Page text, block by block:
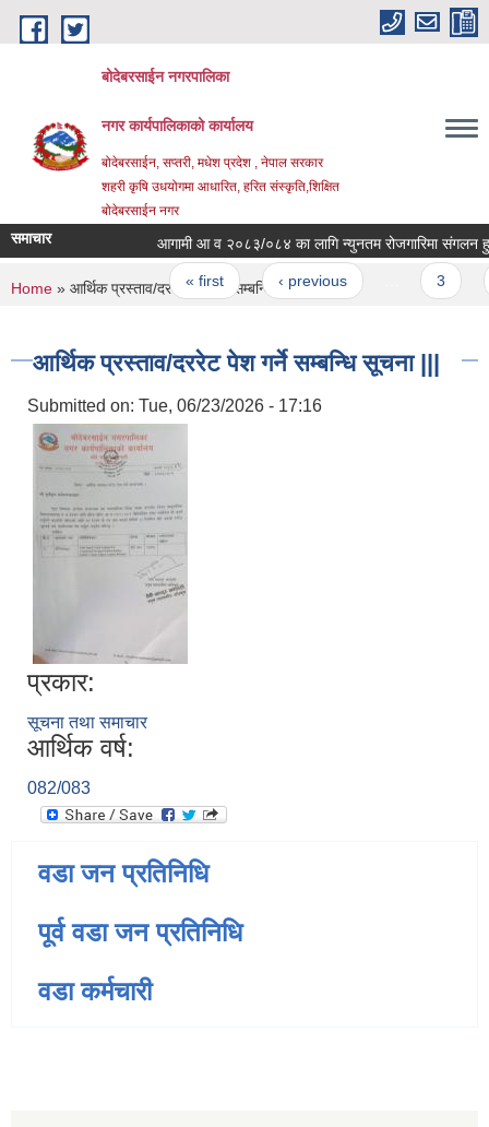
Skip to main content
बोदेबरसाईन नगरपालिका
नगर कार्यपालिकाको कार्यालय
बोदेबरसाईन, सप्तरी, मधेश प्रदेश , नेपाल सरकार
शहरी कृषि उधयोगमा आधारित, हरित संस्कृति,शिक्षित
बोदेबरसाईन नगर
समाचार आगामी आ व २०८३/०८४ का लागि न्युनतम रोजगारिमा संगलन
Pages
« first ‹ previous
You are here
Home » आर्थिक प्रस्ताव/दररेट पेश गर्ने सम्बन्धि सूचना |||
आर्थिक प्रस्ताव/दररेट पेश गर्ने सम्बन्धि सूचना |||
Submitted on: Tue, 06/23/2026 - 17:16
प्रकार:
सूचना तथा समाचार
आर्थिक वर्ष:
082/083
वडा जन प्रतिनिधि
पूर्व वडा जन प्रतिनिधि
वडा कर्मचारी